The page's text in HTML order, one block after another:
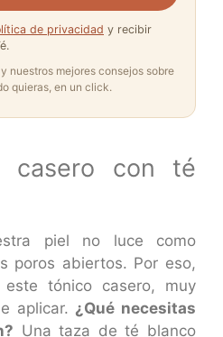
de privacidad y recibir
nuestros mejores consejos sobre
quieras, en un click.
casero con té
piel no luce como
poros abiertos. Por eso,
tónico casero, muy
aplicar. ¿Qué necesitas
Una taza de té blanco